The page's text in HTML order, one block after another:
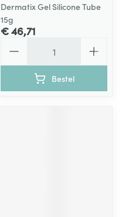
Dermatix Gel Silicone Tube
15g
€ 46,71
Bestel